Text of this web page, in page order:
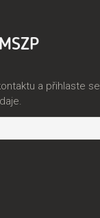
a přihlaste